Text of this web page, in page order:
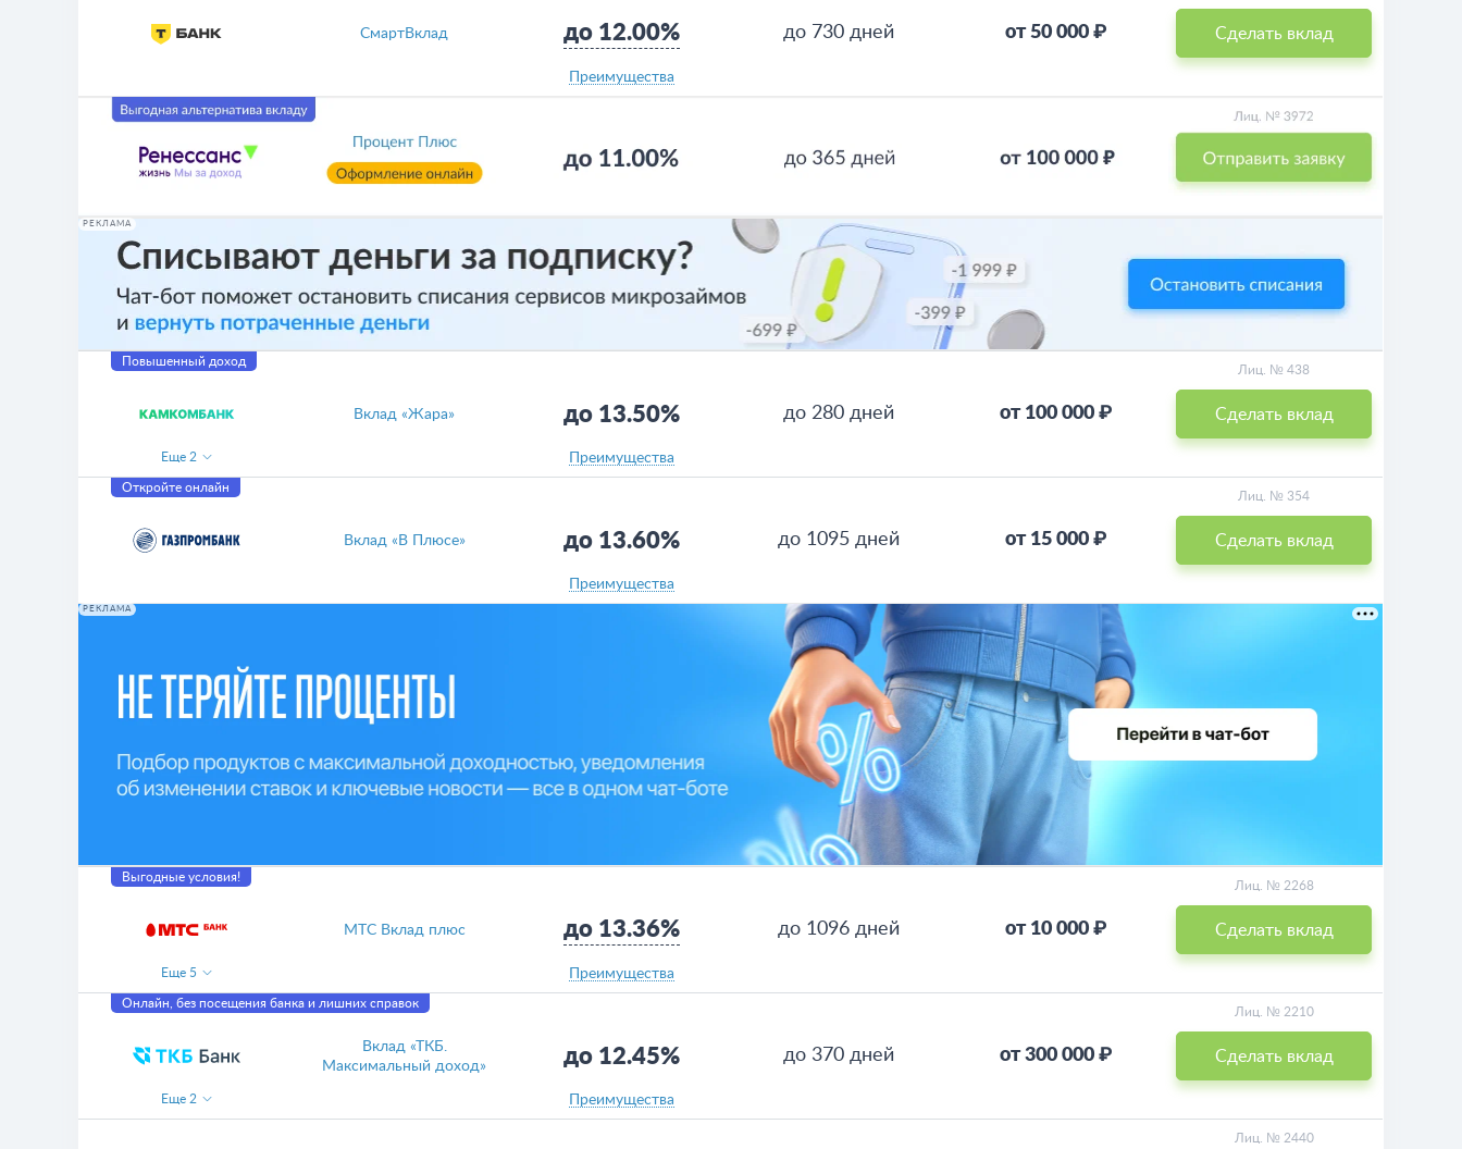
СмартВклад до 12.00%
Преимущества
до 730 дней от 50 000 ₽ Сделать вклад
РЕКЛАМА
Повышенный доход
Вклад «Жара» до 13.50%
Преимущества
до 280 дней от 100 000 ₽
Лиц. № 438
Сделать вклад
Еще 2
Откройте онлайн
Вклад «В Плюсе» до 13.60%
Преимущества
до 1095 дней от 15 000 ₽
Лиц. № 354
Сделать вклад
РЕКЛАМА
Выгодные условия!
МТС Вклад плюс до 13.36%
Преимущества
до 1096 дней от 10 000 ₽
Лиц. № 2268
Сделать вклад
Еще 5
Онлайн, без посещения банка и лишних справок
Вклад «ТКБ.
Максимальный доход»
до 12.45%
Преимущества
до 370 дней от 300 000 ₽
Лиц. № 2210
Сделать вклад
Еще 2
Лиц. № 2440